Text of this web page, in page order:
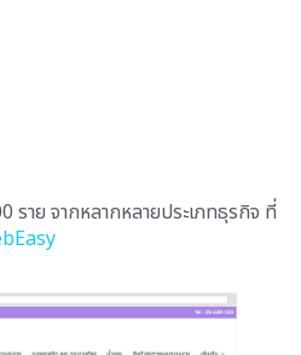
ราย จากหลากหลายประเภทธุรกิจ ที่